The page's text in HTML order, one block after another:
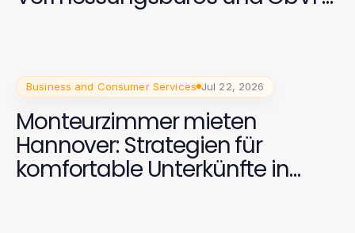
Expertentipps für 2026
Business and Consumer Services Jul 22, 2026
Monteurzimmer mieten
Hannover: Strategien für
komfortable Unterkünfte in